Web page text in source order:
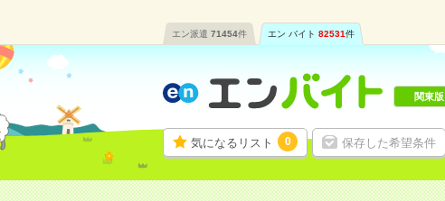
エン派遣 71454件 エン バイト 82531件
気になるリスト 0 保存した希望条件
関東版